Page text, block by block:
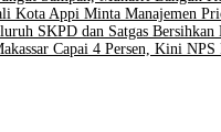
Kota Appi Minta Manajemen
SKPD dan Satgas
Capai 4 Persen, Kini